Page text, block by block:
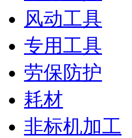
风动工具
专用工具
劳保防护
耗材
非标机加工